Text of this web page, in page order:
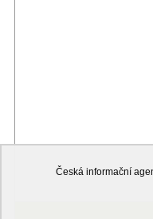
Česká informační